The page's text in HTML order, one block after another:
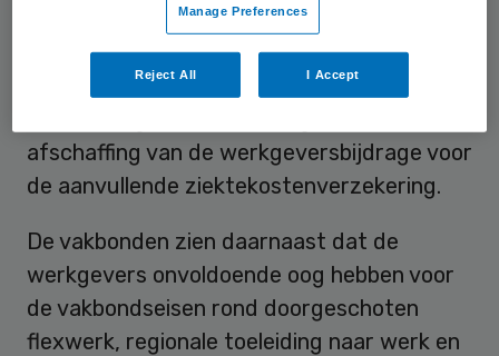
eis voor geen of beperkte loongroei. Ook
willen de werkgevers een gedwongen inzet
van het persoonlijke levensfase budget,
afschaffing van de werkgeversbijdrage voor
de aanvullende ziektekostenverzekering.
De vakbonden zien daarnaast dat de
werkgevers onvoldoende oog hebben voor
de vakbondseisen rond doorgeschoten
flexwerk, regionale toeleiding naar werk en
Manage Preferences
Reject All I Accept